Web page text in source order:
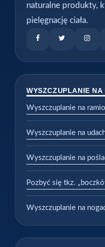
naturalne produkty,
pielęgnację ciała.
WYSZCZUPLANIE
Wyszczuplanie na
Wyszczuplanie na
Wyszczuplanie na
Pozbyć się tkz.
Wyszczuplanie na